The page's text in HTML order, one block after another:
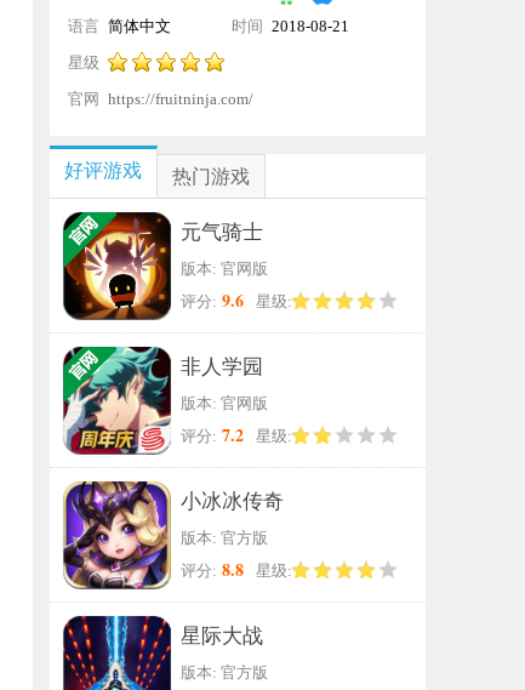
语言 简体中文 时间 2018-08-21
星级
官网 https://fruitninja.com/
好评游戏 热门游戏
元气骑士
版本: 官网版
评分: 9.6 星级:
非人学园
版本: 官网版
评分: 7.2 星级:
小冰冰传奇
版本: 官方版
评分: 8.8 星级:
星际大战
版本: 官方版